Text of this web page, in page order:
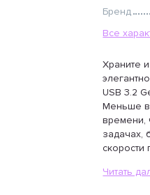
Бренд
Все
Храните
USB 3.2
Меньше
времени,
задачах,
Читать